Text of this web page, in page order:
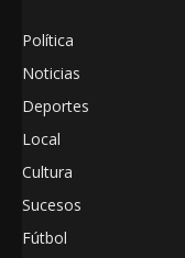
Política
Noticias
Deportes
Local
Cultura
Sucesos
Fútbol